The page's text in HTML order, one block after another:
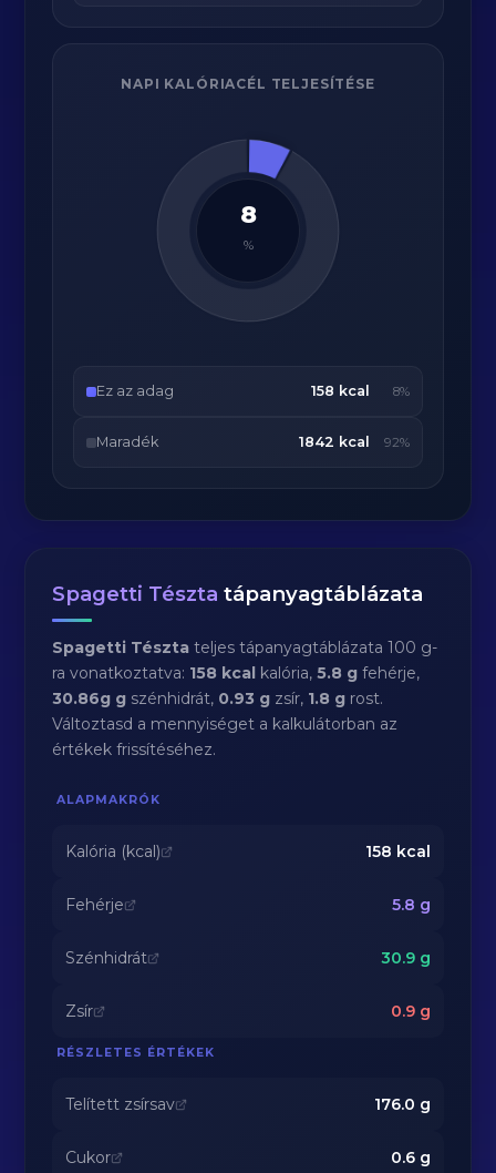
NAPI KALÓRIACÉL TELJESÍTÉSE
8
%
Ez az adag 158 kcal 8%
Maradék 1842 kcal 92%
Spagetti Tészta tápanyagtáblázata
Spagetti Tészta teljes tápanyagtáblázata 100 g-
ra vonatkoztatva: 158 kcal kalória,5.8 g fehérje,
30.86g g szénhidrát, 0.93 g zsír, 1.8 g rost.
Változtasd a mennyiséget a kalkulátorban az
értékek frissítéséhez.
ALAPMAKRÓK
Kalória (kcal) 158 kcal
Fehérje 5.8 g
Szénhidrát 30.9g
Zsír 0.9g
RÉSZLETES ÉRTÉKEK
Telített zsírsav 176.0 g
Cukor 0.6g